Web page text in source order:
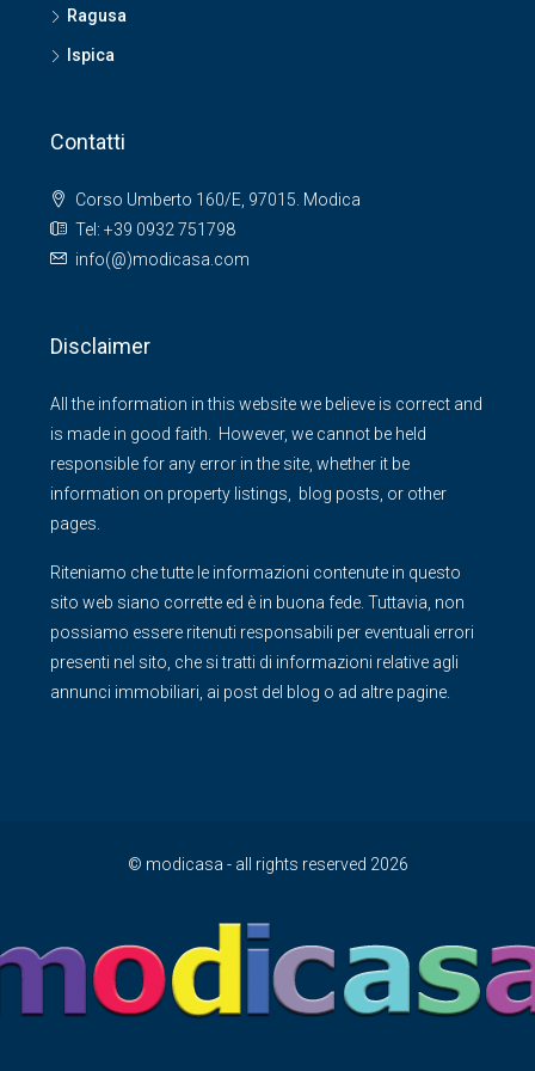
Ragusa
Ispica
Contatti
Corso Umberto 160/E, 97015. Modica
Tel: +39 0932 751798
info(@)modicasa.com
Disclaimer
All the information in this website we believe is correct and
is made in good faith. However, we cannot be held
responsible for any error in the site, whether it be
information on property listings, blog posts, or other
pages.
Riteniamo che tutte le informazioni contenute in questo
sito web siano corrette ed è in buona fede. Tuttavia, non
possiamo essere ritenuti responsabili per eventuali errori
presenti nel sito, che si tratti di informazioni relative agli
annunci immobiliari, ai post del blog o ad altre pagine.
© modicasa - all rights reserved 2026